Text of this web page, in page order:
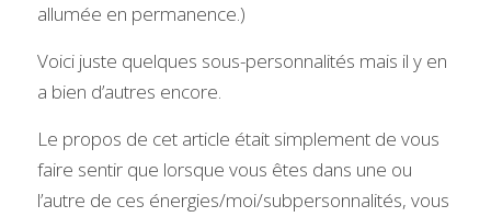
allumée en permanence.)
Voici juste quelques sous-personnalités mais il y en
a bien d’autres encore.
Le propos de cet article était simplement de vous
faire sentir que lorsque vous êtes dans une ou
l’autre de ces énergies/moi/subpersonnalités, vous